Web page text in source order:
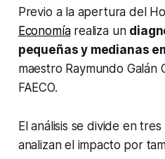
Previo a la apertura del
Economíarealiza un
pequeñas y medianas
maestro Raymundo
FAECO.
El análisis se divide en
analizan el impacto por